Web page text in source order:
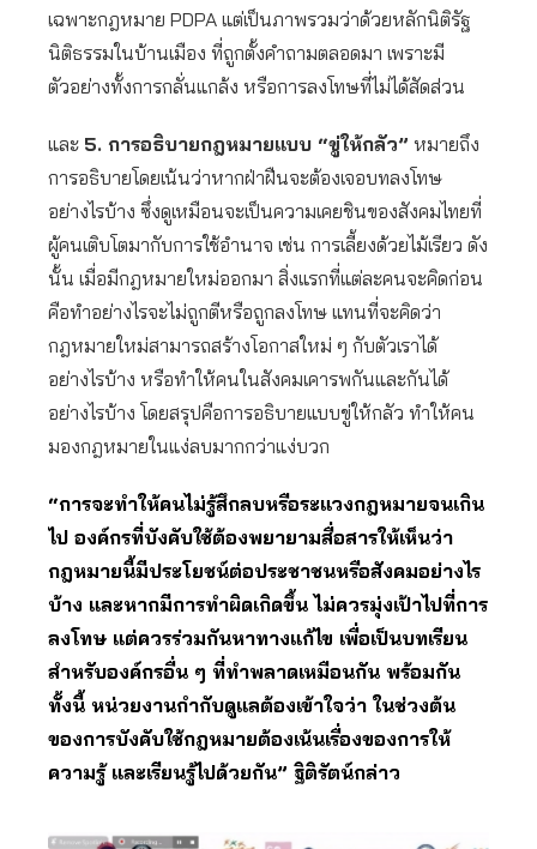
เฉพาะกฎหมาย PDPA แต่เป็นภาพรวมว่าด้วยหลักนิติรัฐ
นิติธรรมในบ้านเมือง ที่ถูกตั้งคำถามตลอดมา เพราะมี
ตัวอย่างทั้งการกลั่นแกล้ง หรือการลงโทษที่ไม่ได้สัดส่วน
และ 5. การอธิบายกฎหมายแบบ “ขู่ให้กลัว” หมายถึง
การอธิบายโดยเน้นว่าหากฝ่าฝืนจะต้องเจอบทลงโทษ
อย่างไรบ้าง ซึ่งดูเหมือนจะเป็นความเคยชินของสังคมไทยที่
ผู้คนเติบโตมากับการใช้อำนาจ เช่น การเลี้ยงด้วยไม้เรียว ดัง
นั้น เมื่อมีกฎหมายใหม่ออกมา สิ่งแรกที่แต่ละคนจะคิดก่อน
คือทำอย่างไรจะไม่ถูกตีหรือถูกลงโทษ แทนที่จะคิดว่า
กฎหมายใหม่สามารถสร้างโอกาสใหม่ ๆ กับตัวเราได้
อย่างไรบ้าง หรือทำให้คนในสังคมเคารพกันและกันได้
อย่างไรบ้าง โดยสรุปคือการอธิบายแบบขู่ให้กลัว ทำให้คน
มองกฎหมายในแง่ลบมากกว่าแง่บวก
“การจะทำให้คนไม่รู้สึกลบหรือระแวงกฎหมายจนเกิน
ไป องค์กรที่บังคับใช้ต้องพยายามสื่อสารให้เห็นว่า
กฎหมายนี้มีประโยชน์ต่อประชาชนหรือสังคมอย่างไร
บ้าง และหากมีการทำผิดเกิดขึ้น ไม่ควรมุ่งเป้าไปที่การ
ลงโทษ แต่ควรร่วมกันหาทางแก้ไข เพื่อเป็นบทเรียน
สำหรับองค์กรอื่น ๆ ที่ทำพลาดเหมือนกัน พร้อมกัน
ทั้งนี้ หน่วยงานกำกับดูแลต้องเข้าใจว่า ในช่วงต้น
ของการบังคับใช้กฎหมายต้องเน้นเรื่องของการให้
ความรู้ และเรียนรู้ไปด้วยกัน” ฐิติรัตน์กล่าว